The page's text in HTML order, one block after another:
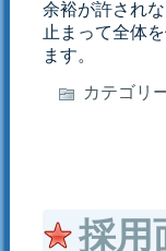
余裕が許され
止まって全体
ます。
カテゴリ
採用